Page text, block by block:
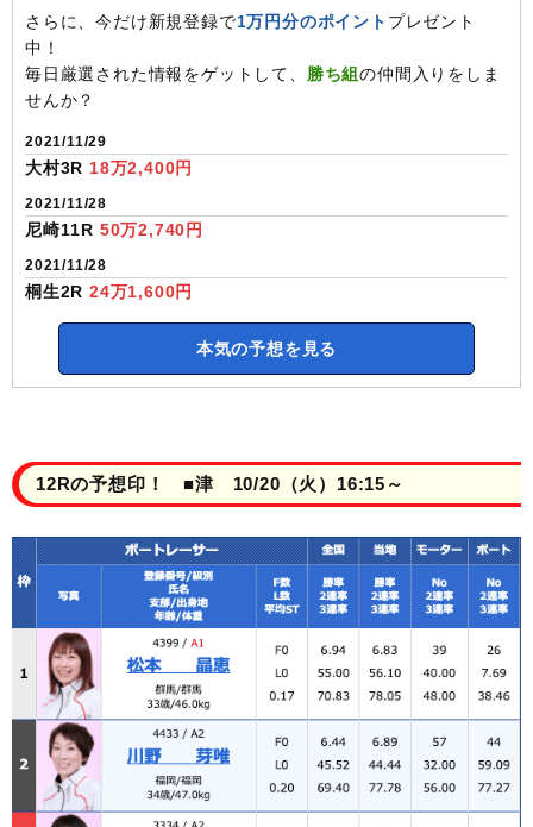
さらに、今だけ新規登録で1万円分のポイント プレゼント
中！
毎日厳選された情報をゲットして、 勝ち組の仲間入りをしま
せんか？
2021/11/29
大村3R 18万2,400円
2021/11/28
尼崎11R 50万2,740円
2021/11/28
桐生2R 24万1,600円
本気の予想を見る
12Rの予想印！ ■津 10/20（火）16:15～